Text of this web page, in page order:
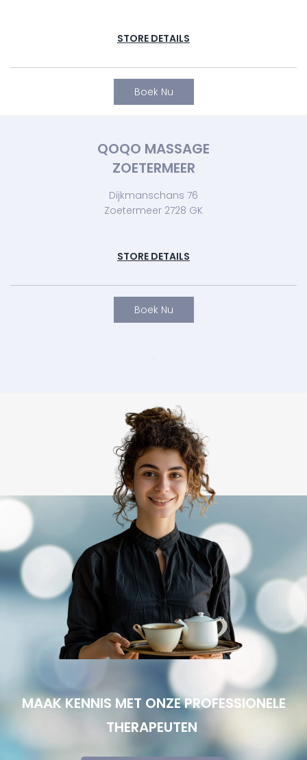
STORE DETAILS
Boek Nu
QOQO MASSAGE
ZOETERMEER
Dijkmanschans 76
Zoetermeer 2728 GK
STORE DETAILS
Boek Nu
.
MAAK KENNIS MET ONZE PROFESSIONELE
THERAPEUTEN